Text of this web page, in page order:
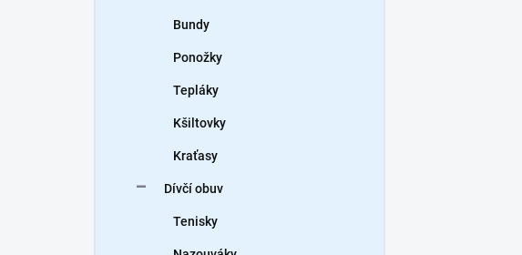
Bundy
Ponožky
Tepláky
Kšiltovky
Kraťasy
Dívčí obuv
Tenisky